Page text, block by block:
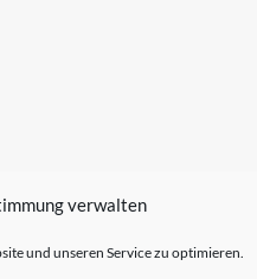
verwalten
und unseren Service zu optimieren.